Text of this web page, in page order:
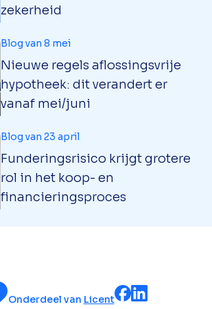
zekerheid
Nieuwe regels aflossingsvrije
hypotheek: dit verandert er
vanaf mei/juni
Blog van 8 mei
Funderingsrisico krijgt grotere
rol in het koop- en
financieringsproces
Blog van 23 april
Onderdeel van Licent